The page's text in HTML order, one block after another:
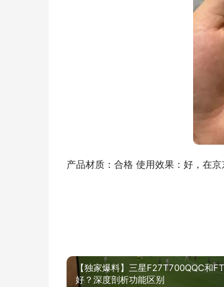
产品材质：合格 使用效果：好，在
【独家爆料】三星F27T700QQC和
好？深度剖析功能区别